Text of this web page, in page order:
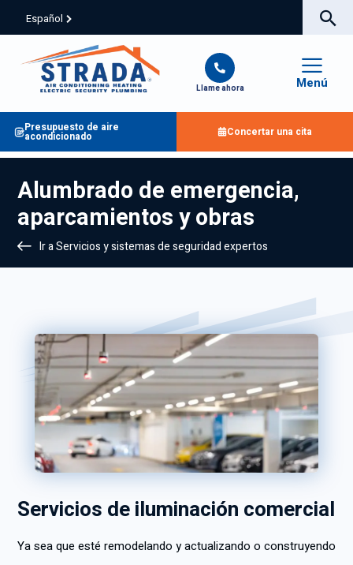
Español
Llame ahora Menú
Presupuesto de aire
acondicionado Concertar una cita
Alumbrado de emergencia,
aparcamientos y obras
Ir a Servicios y sistemas de seguridad expertos
Servicios de iluminación comercial
Ya sea que esté remodelando y actualizando o construyendo